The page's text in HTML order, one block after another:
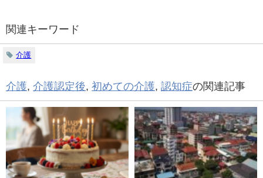
関連キーワード
介護
介護, 介護認定後, 初めての介護, 認知症の関連記事